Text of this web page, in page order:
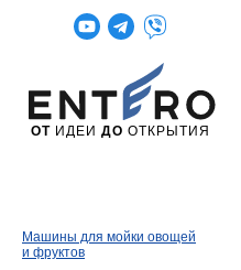
Машины для мойки овощей
и фруктов
ОТ ИДЕИ ДО ОТКРЫТИЯ